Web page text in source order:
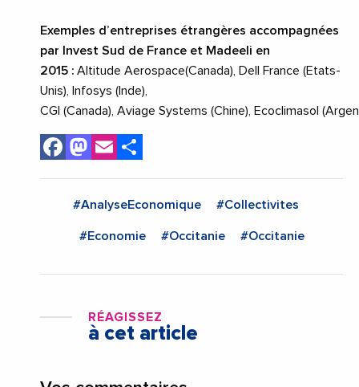
Exemples d’entreprises étrangères accompagnées
par Invest Sud de France et Madeeli en
2015 : Altitude Aerospace(Canada), Dell France (Etats-
Unis), Infosys (Inde),
CGI (Canada), Aviage Systems (Chine), Ecoclimasol
Facebook
Mastodon
Email
#AnalyseEconomique #Collectivites
#Economie #Occitanie #Occitanie
RÉAGISSEZ
à cet article